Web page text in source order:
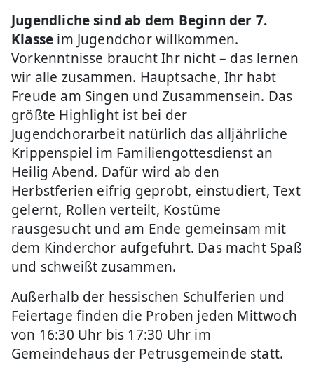
Jugendliche sind ab dem Beginn der 7.
Klasse im Jugendchor willkommen.
Vorkenntnisse braucht Ihr nicht – das lernen
wir alle zusammen. Hauptsache, Ihr habt
Freude am Singen und Zusammensein. Das
größte Highlight ist bei der
Jugendchorarbeit natürlich das alljährliche
Krippenspiel im Familiengottesdienst an
Heilig Abend. Dafür wird ab den
Herbstferien eifrig geprobt, einstudiert, Text
gelernt, Rollen verteilt, Kostüme
rausgesucht und am Ende gemeinsam mit
dem Kinderchor aufgeführt. Das macht Spaß
und schweißt zusammen.
Außerhalb der hessischen Schulferien und
Feiertage finden die Proben jeden Mittwoch
von 16:30 Uhr bis 17:30 Uhr im
Gemeindehaus der Petrusgemeinde statt.